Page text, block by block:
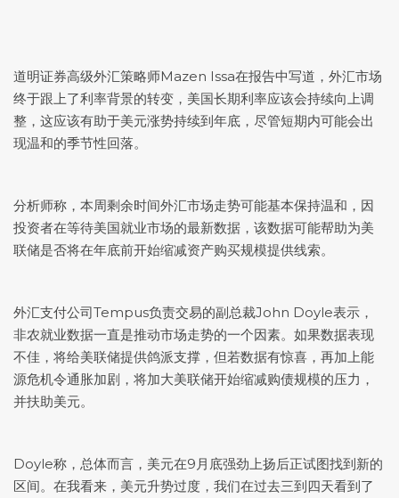
道明证券高级外汇策略师Mazen Issa在报告中写道，外汇市场
终于跟上了利率背景的转变，美国长期利率应该会持续向上调
整，这应该有助于美元涨势持续到年底，尽管短期内可能会出
现温和的季节性回落。
分析师称，本周剩余时间外汇市场走势可能基本保持温和，因
投资者在等待美国就业市场的最新数据，该数据可能帮助为美
联储是否将在年底前开始缩减资产购买规模提供线索。
外汇支付公司Tempus负责交易的副总裁John Doyle表示，
非农就业数据一直是推动市场走势的一个因素。如果数据表现
不佳，将给美联储提供鸽派支撑，但若数据有惊喜，再加上能
源危机令通胀加剧，将加大美联储开始缩减购债规模的压力，
并扶助美元。
Doyle称，总体而言，美元在9月底强劲上扬后正试图找到新的
区间。在我看来，美元升势过度，我们在过去三到四天看到了